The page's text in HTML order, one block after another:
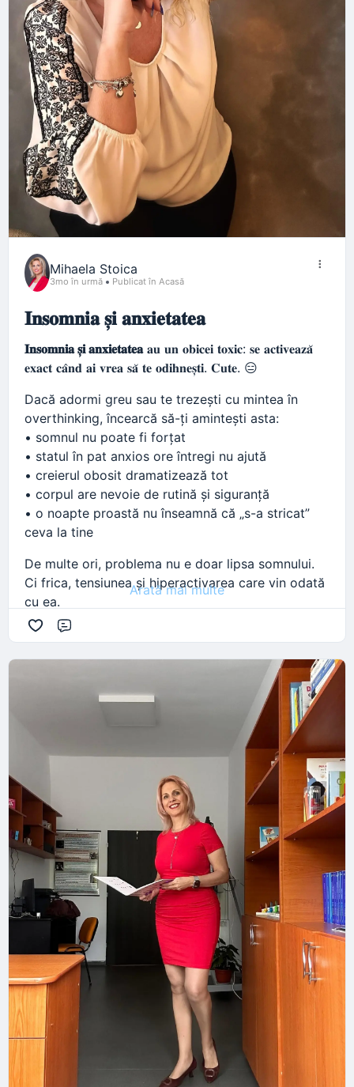
Mihaela Stoica
3mo în urmă Publicat în Acasă
𝐈𝐧𝐬𝐨𝐦𝐧𝐢𝐚 𝐬̦𝐢 𝐚𝐧𝐱𝐢𝐞𝐭𝐚𝐭𝐞𝐚
𝐈𝐧𝐬𝐨𝐦𝐧𝐢𝐚 𝐬̦𝐢 𝐚𝐧𝐱𝐢𝐞𝐭𝐚𝐭𝐞𝐚𝐚𝐮 𝐮𝐧 𝐨𝐛𝐢𝐜𝐞𝐢 𝐭𝐨𝐱𝐢𝐜: 𝐬𝐞 𝐚𝐜𝐭𝐢𝐯𝐞𝐚𝐳𝐚̆
𝐞𝐱𝐚𝐜𝐭 𝐜𝐚̂𝐧𝐝 𝐚𝐢 𝐯𝐫𝐞𝐚 𝐬𝐚̆ 𝐭𝐞 𝐨𝐝𝐢𝐡𝐧𝐞𝐬̦𝐭𝐢. 𝐂𝐮𝐭𝐞. 😑
Dacă adormi greu sau te trezești cu mintea în
overthinking, încearcă să-ți amintești asta:
• somnul nu poate fi forțat
• statul în pat anxios ore întregi nu ajută
• creierul obosit dramatizează tot
• corpul are nevoie de rutină și siguranță
• o noapte proastă nu înseamnă că „s-a stricat”
ceva la tine
De multe ori, problema nu e doar lipsa somnului.
Ci frica, tensiunea și hiperactivarea care vin odată
cu ea.
Și nu — faptul că îți e greu să dormi nu înseamnă
că faci ceva greșit.
Înseamnă că sistemul tău nervos probabil încearcă
să rămână „în alertă”, chiar și când tu ai nevoie de
Tu ce faci cel mai des când nu poți adormi? 👀
#insomnie #anxietate #sanatatementala
#somn
Arată mai multe